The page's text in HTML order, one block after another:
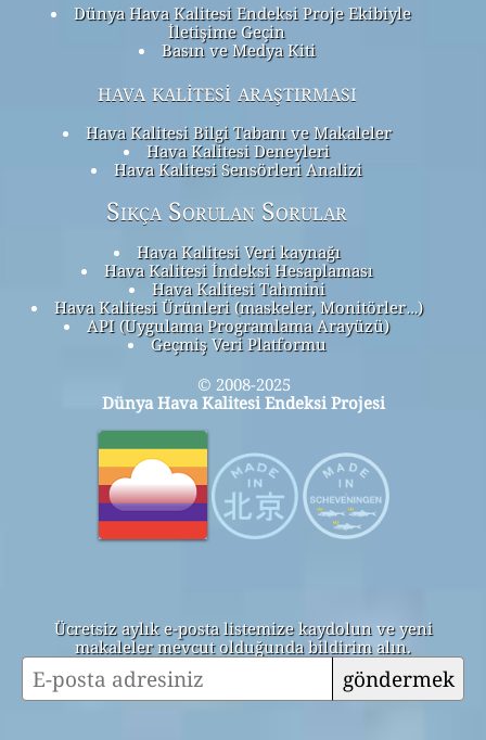
Dünya Hava Kalitesi Endeksi Proje Ekibiyle
İletişime Geçin
Basın ve Medya Kiti
hava kalitesi araştırması
Hava Kalitesi Bilgi Tabanı ve Makaleler
Hava Kalitesi Deneyleri
Hava Kalitesi Sensörleri Analizi
Sıkça Sorulan Sorular
Hava Kalitesi Veri kaynağı
Hava Kalitesi İndeksi Hesaplaması
Hava Kalitesi Tahmini
Hava Kalitesi Ürünleri (maskeler, Monitörler…)
API (Uygulama Programlama Arayüzü)
Geçmiş Veri Platformu
© 2008-2025
Dünya Hava Kalitesi Endeksi Projesi
Ücretsiz aylık e-posta listemize kaydolun ve yeni
makaleler mevcut olduğunda bildirim alın.
göndermek